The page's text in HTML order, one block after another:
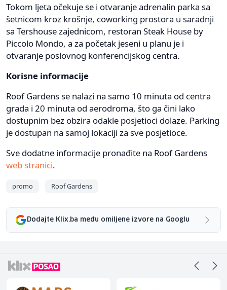
Tokom ljeta očekuje se i otvaranje adrenalin parka sa
šetnicom kroz krošnje, coworking prostora u saradnji
sa Tershouse zajednicom, restoran Steak House by
Piccolo Mondo, a za početak jeseni u planu je i
otvaranje poslovnog konferencijskog centra.
Korisne informacije
Roof Gardens se nalazi na samo 10 minuta od centra
grada i 20 minuta od aerodroma, što ga čini lako
dostupnim bez obzira odakle posjetioci dolaze. Parking
je dostupan na samoj lokaciji za sve posjetioce.
Sve dodatne informacije pronađite na Roof Gardens
web stranici.
promo Roof Gardens
Dodajte Klix.ba među omiljene izvore na Googlu